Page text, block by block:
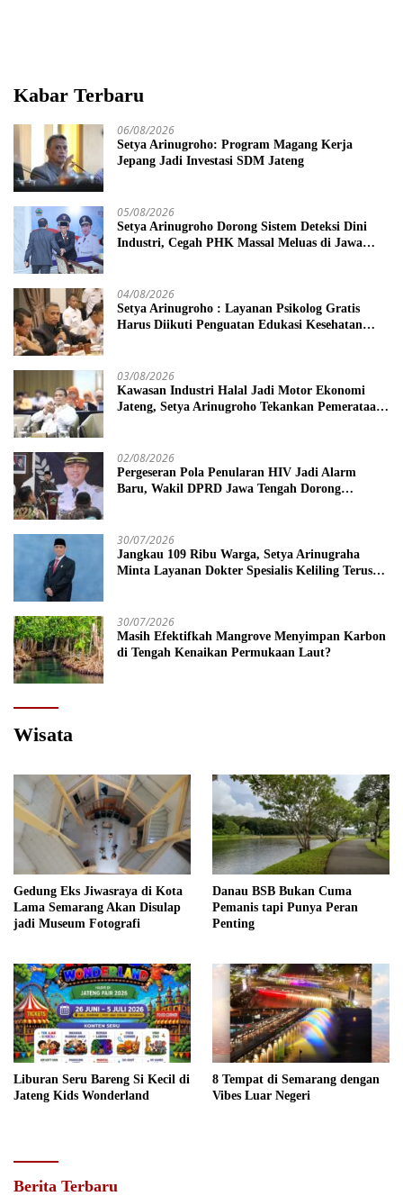
Kabar Terbaru
06/08/2026
Setya Arinugroho: Program Magang Kerja
Jepang Jadi Investasi SDM Jateng
05/08/2026
Setya Arinugroho Dorong Sistem Deteksi Dini
Industri, Cegah PHK Massal Meluas di Jawa
04/08/2026
Setya Arinugroho : Layanan Psikolog Gratis
Harus Diikuti Penguatan Edukasi Kesehatan
03/08/2026
Kawasan Industri Halal Jadi Motor Ekonomi
Jateng, Setya Arinugroho Tekankan Pemerataan
02/08/2026
Pergeseran Pola Penularan HIV Jadi Alarm
Baru, Wakil DPRD Jawa Tengah Dorong
30/07/2026
Jangkau 109 Ribu Warga, Setya Arinugraha
Minta Layanan Dokter Spesialis Keliling Terus
30/07/2026
Masih Efektifkah Mangrove Menyimpan Karbon
di Tengah Kenaikan Permukaan Laut?
Wisata
Gedung Eks Jiwasraya di Kota
Lama Semarang Akan Disulap
jadi Museum Fotografi
Danau BSB Bukan Cuma
Pemanis tapi Punya Peran
Penting
Liburan Seru Bareng Si Kecil di
Jateng Kids Wonderland
8 Tempat di Semarang dengan
Vibes Luar Negeri
Berita Terbaru